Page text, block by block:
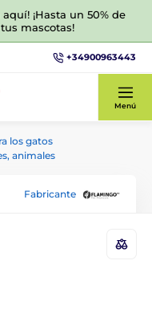
¡Hasta un 50% de
mascotas!
+34900963443
Menú
los gatos
animales
Fabricante